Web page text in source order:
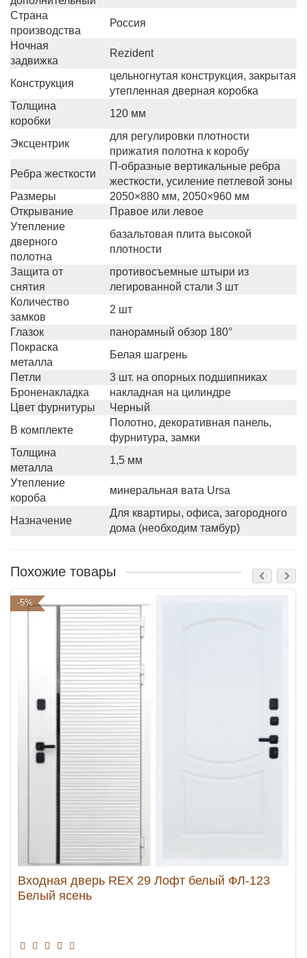
Страна
производства
Россия
Ночная
задвижка
Rezident
Конструкция
цельногнутая конструкция, закрытая
утепленная дверная коробка
Толщина
коробки
120 мм
Эксцентрик
для регулировки плотности
прижатия полотна к коробу
Ребра жесткости
П-образные вертикальные ребра
жесткости, усиление петлевой зоны
Размеры
2050×880 мм, 2050×960 мм
Открывание
Правое или левое
Утепление
дверного
полотна
базальтовая плита высокой
плотности
Защита от
снятия
противосъемные штыри из
легированной стали 3 шт
Количество
замков
2 шт
Глазок
панорамный обзор 180°
Покраска
металла
Белая шагрень
Петли
3 шт. на опорных подшипниках
Броненакладка
накладная на цилиндре
Цвет фурнитуры
Черный
В комплекте
Полотно, декоративная панель,
фурнитура, замки
Толщина
металла
1,5 мм
Утепление
короба
минеральная вата Ursa
Назначение
Для квартиры, офиса, загородного
дома (необходим тамбур)
Похожие товары
-5%
Входная дверь REX 29 Лофт белый ФЛ-123
Белый ясень